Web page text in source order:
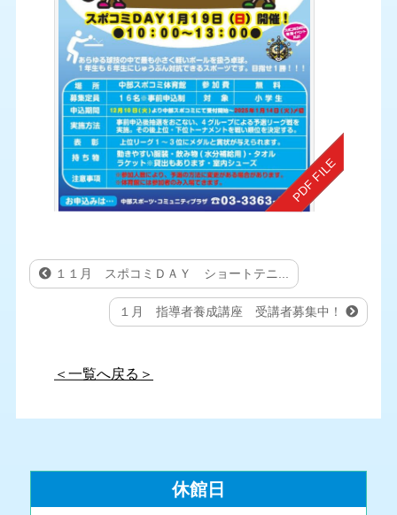
１１月 スポコミＤＡＹ ショートテニ...
１月 指導者養成講座 受講者募集中！
＜一覧へ戻る＞
休館日